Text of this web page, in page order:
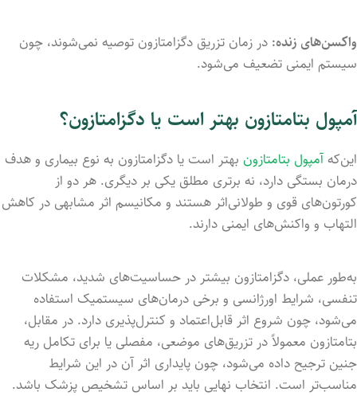
واکسن‌های زنده: در زمان تزریق دگزامتازون توصیه نمی‌شوند، چون
سیستم ایمنی تضعیف می‌شود.
آمپول بتامتازون بهتر است یا دگزامتازون؟
این‌کهآمپول بتامتازون بهتر است یا دگزامتازون به نوع بیماری و هدف
درمان بستگی دارد، نه برتری مطلق یکی بر دیگری. هر دو از
کورتون‌های قوی و طولانی‌اثر هستند و مکانیسم اثر مشابهی در کاهش
التهاب و واکنش‌های ایمنی دارند.
به‌طور عملی، دگزامتازون بیشتر در حساسیت‌های شدید، مشکلات
تنفسی، شرایط اورژانسی و برخی درمان‌های سیستمیک استفاده
می‌شود، چون شروع اثر قابل‌اعتماد و کنترل‌پذیری دارد. در مقابل،
بتامتازون معمولاً در تزریق‌های موضعی، مفصلی یا برای تکامل ریه
جنین ترجیح داده می‌شود، چون پایداری اثر آن در این شرایط
مناسب‌تر است. انتخاب نهایی باید بر اساس تشخیص پزشک باشد.